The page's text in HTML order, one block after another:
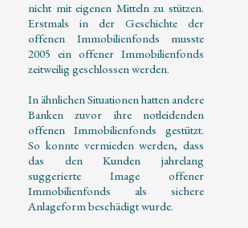
nicht mit eigenen Mitteln zu stützen.
Erstmals in der Geschichte der
offenen Immobilienfonds musste
2005 ein offener Immobilienfonds
zeitweilig geschlossen werden.
In ähnlichen Situationen hatten andere
Banken zuvor ihre notleidenden
offenen Immobilienfonds gestützt.
So konnte vermieden werden, dass
das den Kunden jahrelang
suggerierte Image offener
Immobilienfonds als sichere
Anlageform beschädigt wurde.